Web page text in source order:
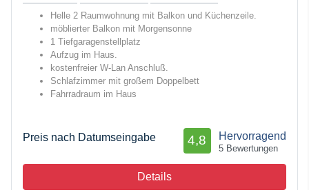
Helle 2 Raumwohnung mit Balkon und Küchenzeile.
möblierter Balkon mit Morgensonne
1 Tiefgaragenstellplatz
Aufzug im Haus.
kostenfreier W-Lan Anschluß.
Schlafzimmer mit großem Doppelbett
Fahrradraum im Haus
Preis nach Datumseingabe Hervorragend
4,8
5 Bewertungen
Details